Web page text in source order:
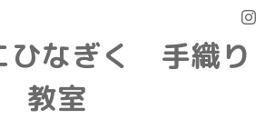
ひなぎく 手織り
教室